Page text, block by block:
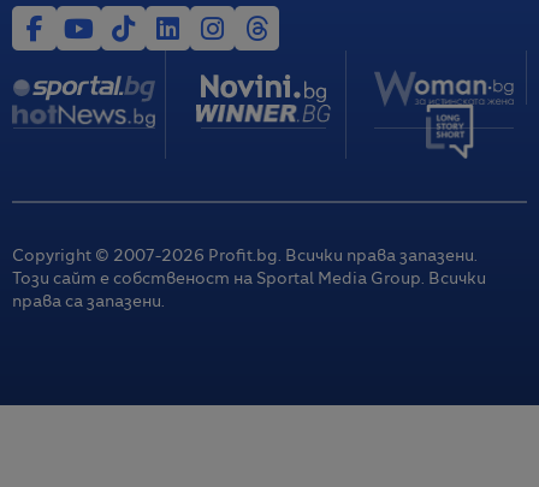
Copyright © 2007-2026 Profit.bg. Всички права запазени.
Този сайт е собственост на Sportal Media Group. Всички
права са запазени.